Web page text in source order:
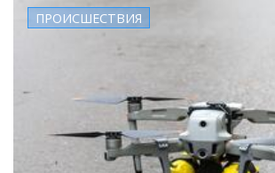
ПРОИСШЕСТВИЯ